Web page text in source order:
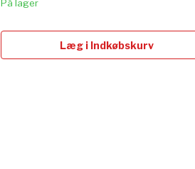
På lager
Læg i Indkøbskurv